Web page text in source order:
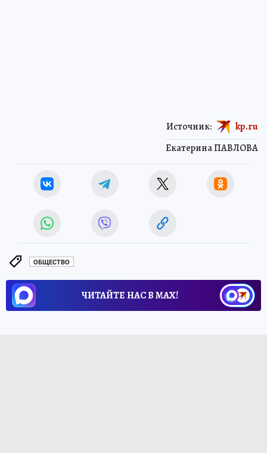
Екатерина ПАВЛОВА
Источник: kp.ru
ОБЩЕСТВО
ЧИТАЙТЕ НАС В МАХ!